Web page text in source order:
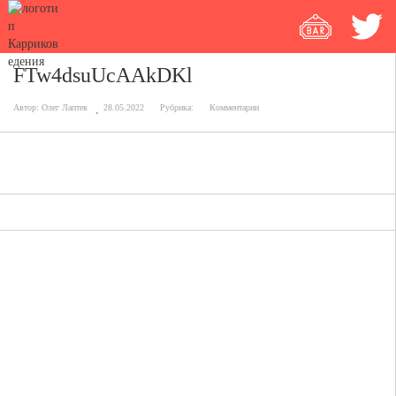
FTw4dsuUcAAkDKl
Автор: Олег Лаптев 28.05.2022 Рубрика: Комментарии